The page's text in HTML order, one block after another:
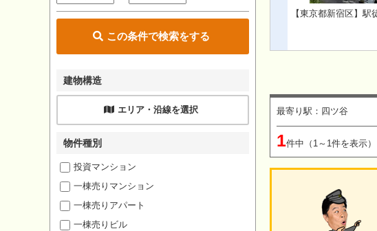
【東京都新宿区】駅
最寄り駅：四ツ谷
1件中（1～1件を表示）
この条件で検索をする
建物構造
エリア・沿線を選択
物件種別
投資マンション
一棟売りマンション
一棟売りアパート
一棟売りビル